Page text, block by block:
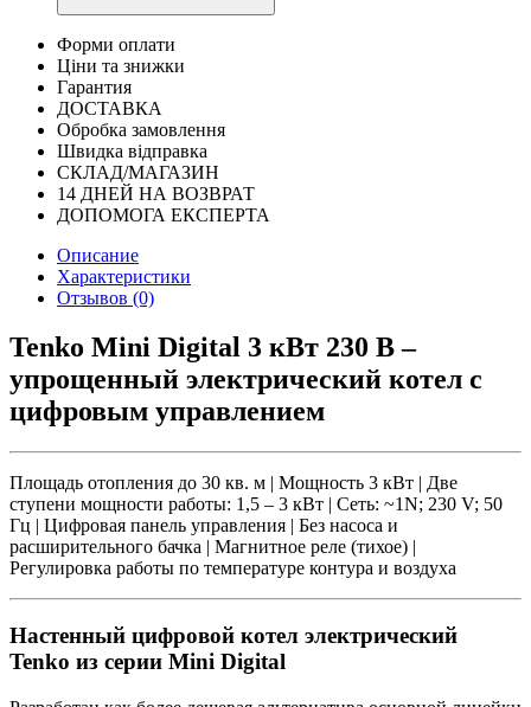
Форми оплати
Ціни та знижки
Гарантия
ДОСТАВКА
Обробка замовлення
Швидка відправка
СКЛАД/МАГАЗИН
14 ДНЕЙ НА ВОЗВРАТ
ДОПОМОГА ЕКСПЕРТА
Описание
Характеристики
Отзывов (0)
Tenko Mini Digital 3 кВт 230 В –
упрощенный электрический котел с
цифровым управлением
Площадь отопления до 30 кв. м | Мощность 3 кВт | Две
ступени мощности работы: 1,5 – 3 кВт | Сеть: ~1N; 230 V; 50
Гц | Цифровая панель управления | Без насоса и
расширительного бачка | Магнитное реле (тихое) |
Регулировка работы по температуре контура и воздуха
Настенный цифровой котел электрический
Tenko из серии Mini Digital